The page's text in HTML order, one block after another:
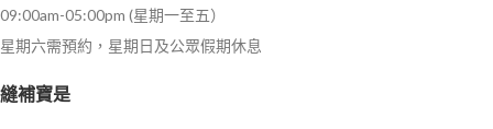
09:00am-05:00pm (星期一至五）
星期六需預約，星期日及公眾假期休息
縫補寶是